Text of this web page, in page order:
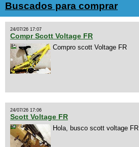
Buscados para comprar
24/07/26 17:07
Compr Scott Voltage FR
Compro scott Voltage FR
24/07/26 17:06
Scott Voltage FR
Hola, busco scott voltage FR